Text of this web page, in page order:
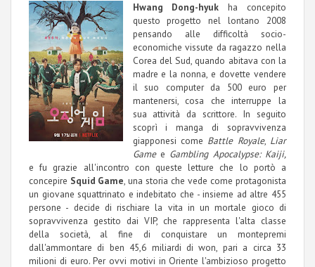
Hwang Dong-hyukha concepito
questo progetto nel lontano 2008
pensando alle difficoltà socio-
economiche vissute da ragazzo nella
Corea del Sud, quando abitava con la
madre e la nonna, e dovette vendere
il suo computer da 500 euro per
mantenersi, cosa che interruppe la
sua attività da scrittore. In seguito
scoprì i manga di sopravvivenza
giapponesi come Battle Royale, Liar
Gamee Gambling Apocalypse: Kaiji,
e fu grazie all'incontro con queste letture che lo portò a
concepire Squid Game, una storia che vede come protagonista
un giovane squattrinato e indebitato che - insieme ad altre 455
persone - decide di rischiare la vita in un mortale gioco di
sopravvivenza gestito dai VIP, che rappresenta l'alta classe
della società, al fine di conquistare un montepremi
dall'ammontare di ben 45,6 miliardi di won, pari a circa 33
milioni di euro. Per ovvi motivi in Oriente l'ambizioso progetto